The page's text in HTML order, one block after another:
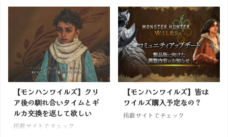
【モンハンワイルズ】クリ
ア後の馴れ合いタイムとギ
ルカ交換を返して欲しい
掲載サイトでチェック
【モンハンワイルズ】皆は
ワイルズ購入予定なの？
掲載サイトでチェック